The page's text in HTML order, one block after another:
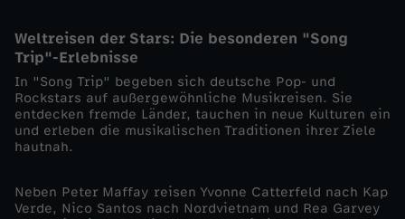
s
i
k
l
Weltreisen der Stars: Die besonderen "Song
Trip"-Erlebnisse
In "Song Trip" begeben sich deutsche Pop- und
Rockstars auf außergewöhnliche Musikreisen. Sie
entdecken fremde Länder, tauchen in neue Kulturen ein
und erleben die musikalischen Traditionen ihrer Ziele
hautnah.
Neben Peter Maffay reisen Yvonne Catterfeld nach Kap
Verde, Nico Santos nach Nordvietnam und Rea Garvey